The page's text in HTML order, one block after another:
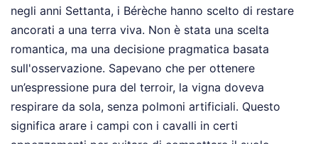
negli anni Settanta, i Bérèche hanno scelto di restare
ancorati a una terra viva. Non è stata una scelta
romantica, ma una decisione pragmatica basata
sull'osservazione. Sapevano che per ottenere
un’espressione pura del terroir, la vigna doveva
respirare da sola, senza polmoni artificiali. Questo
significa arare i campi con i cavalli in certi